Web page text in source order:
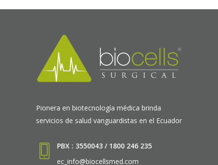
Pionera en biotecnología médica brinda
servicios de salud vanguardistas en el Ecuador
PBX : 3550043 / 1800 246 235
ec_info@biocellsmed.com